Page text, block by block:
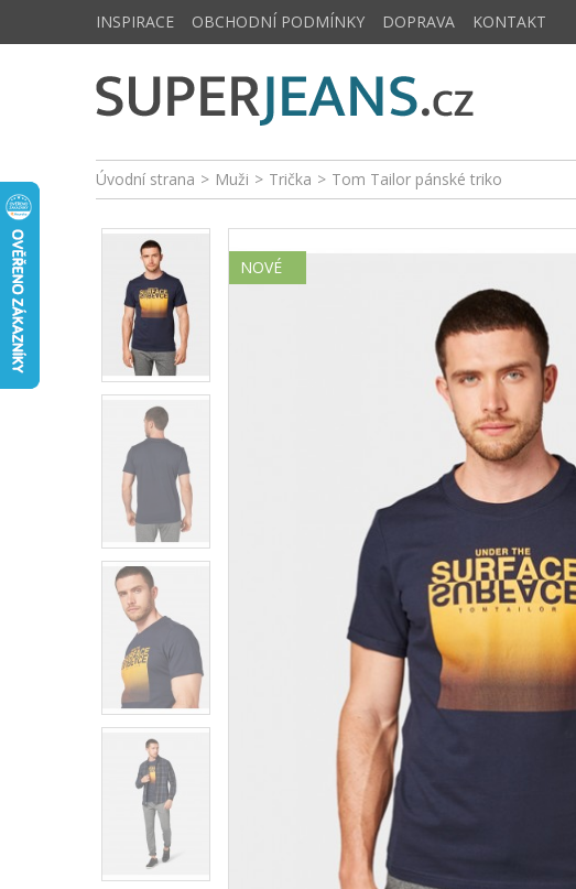
Úvodní strana > Muži > Trička > Tom Tailor pánské triko
NOVÉ
INSPIRACE OBCHODNÍ PODMÍNKY DOPRAVA KONTAKT